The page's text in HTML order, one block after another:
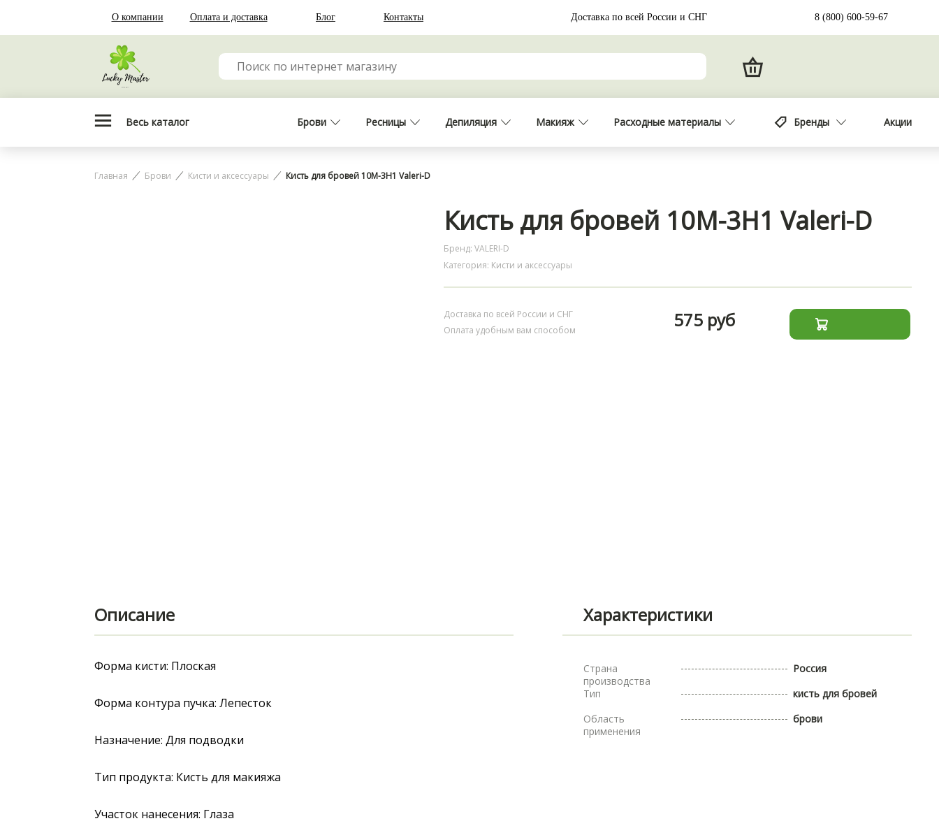
Главная Брови Кисти и аксессуары Кисть для бровей 10М-3Н1 Valeri-D
Кисть для бровей 10М-3Н1 Valeri-D
Бренд: VALERI-D
Категория: Кисти и аксессуары
Доставка по всей России и СНГ
Оплата удобным вам способом
575 руб
Описание Характеристики
Форма кисти: Плоская
Форма контура пучка: Лепесток
Назначение: Для подводки
Тип продукта: Кисть для макияжа
Участок нанесения: Глаза
Страна
производства
Россия
Тип
кисть для бровей
Область
применения
брови
О компании Оплата и доставка Блог Контакты Доставка по всей России и СНГ 8 (800) 600-59-67
Весь каталог Брови Ресницы Депиляция Макияж Расходные материалы Бренды Акции